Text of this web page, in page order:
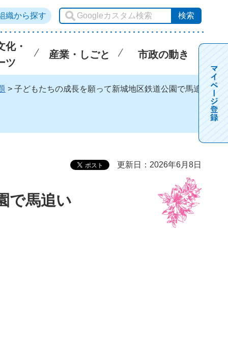
織から探す
化・
ツ
産業・しごと 市政の動き
> 子どもたちの成長を願って新城地区鉄道公園で馬追
更新日：2026年6月8日
で馬追い